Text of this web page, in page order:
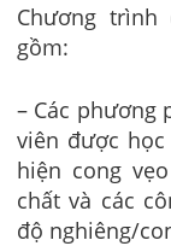
Chương
gồm:
– Các phương
viên được
hiện cong
chất và các
độ nghiêng/